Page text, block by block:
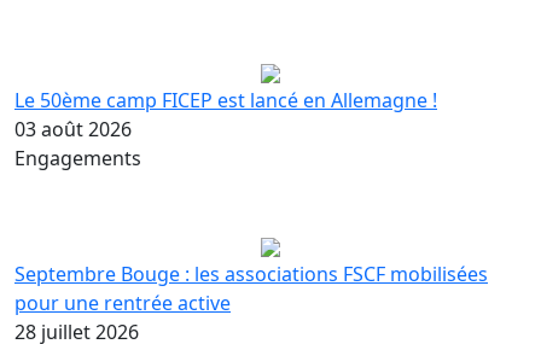
Le 50ème camp FICEP est lancé en Allemagne !
03 août 2026
Engagements
Septembre Bouge : les associations FSCF mobilisées
pour une rentrée active
28 juillet 2026